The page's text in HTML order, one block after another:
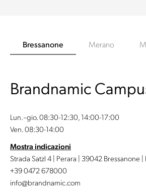
Bressanone Merano
Brandnamic
Lun.–gio. 08:30-12:30, 14:00-17:00
Ven. 08:30-14:00
Mostra indicazioni
Strada Satzl 4 | Perara | 39042 Bressanone |
+39 0472 678000
info@brandnamic.com